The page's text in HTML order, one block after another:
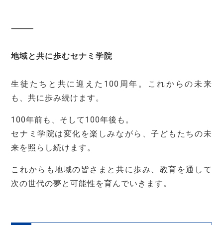
⸻
地域と共に歩むセナミ学院
生徒たちと共に迎えた100周年。これからの未来
も、共に歩み続けます。
100年前も、そして100年後も。
セナミ学院は変化を楽しみながら、子どもたちの未
来を照らし続けます。
これからも地域の皆さまと共に歩み、教育を通して
次の世代の夢と可能性を育んでいきます。